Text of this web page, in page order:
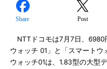
Share Post
NTTドコモは7月7日、6980
ウォッチ 01」と「スマート
ウォッチ01は、1.83型の大型